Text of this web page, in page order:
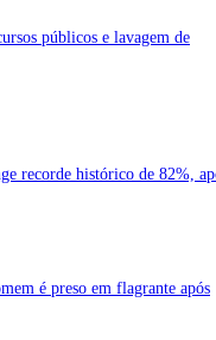
públicos e lavagem de
recorde histórico de 82%,
é preso em flagrante após